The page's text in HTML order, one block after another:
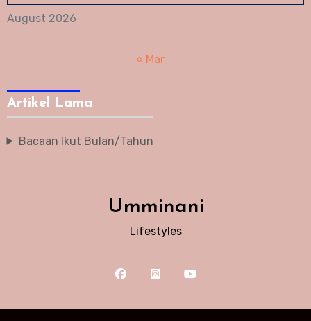
August 2026
« Mar
Artikel Lama
Bacaan Ikut Bulan/Tahun
Umminani
Lifestyles